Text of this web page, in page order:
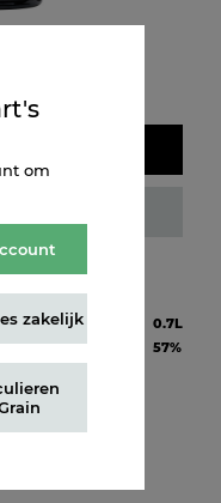
0.7L
57%
om
zakelijk